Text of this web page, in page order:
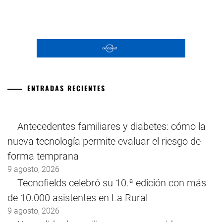
ENTRADAS RECIENTES
Antecedentes familiares y diabetes: cómo la
nueva tecnología permite evaluar el riesgo de
forma temprana
9 agosto, 2026
Tecnofields celebró su 10.ª edición con más
de 10.000 asistentes en La Rural
9 agosto, 2026